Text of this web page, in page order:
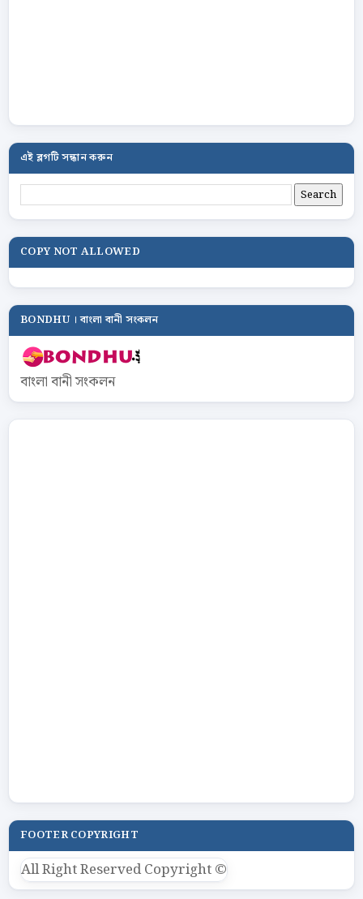
এই ব্লগটি সন্ধান করুন
COPY NOT ALLOWED
BONDHU । বাংলা বানী সংকলন
বাংলা বানী সংকলন
FOOTER COPYRIGHT
All Right Reserved Copyright ©